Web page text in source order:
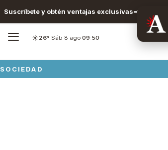
Suscríbete y obtén ventajas exclusivas
☀️26°·Sáb 8 ago·09:50
SOCIEDAD